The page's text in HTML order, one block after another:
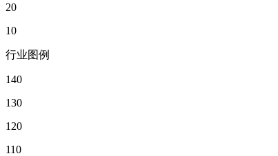
20
10
行业图例
140
130
120
110